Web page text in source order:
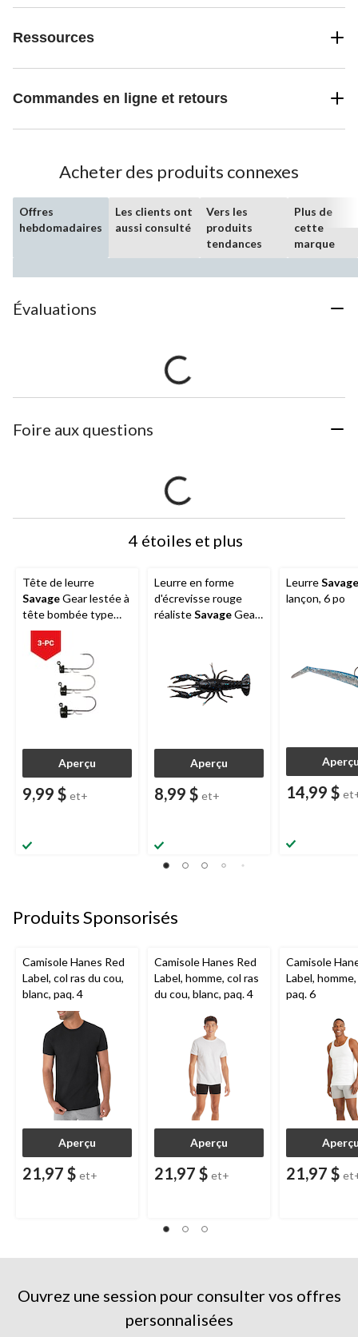
Ressources
Commandes en ligne et retours
Acheter des produits connexes
Offres
hebdomadaires
Les clients ont
aussi consulté
Vers les
produits
tendances
Plus de
cette
marque
Évaluations
Foire aux questions
4 étoiles et plus
Tête de leurre
SavageGear lestée à
tête bombée type
Ned, noir, 3/16 oz,
paq. 4
Aperçu
9,99 $ et+
Leurre en forme
d'écrevisse rouge
réalisteSavageGear
Aperçu
8,99 $ et+
LeurreSavage
lançon, 6 po
14,99 $
Produits Sponsorisés
Camisole Hanes Red
Label, col ras du cou,
blanc, paq. 4
Aperçu
21,97 $ et+
Camisole Hanes Red
Label, homme, col ras
du cou, blanc, paq. 4
Aperçu
21,97 $ et+
Camisole
Label,
paq. 6
21,97 $
Ouvrez une session pour consulter vos offres
personnalisées